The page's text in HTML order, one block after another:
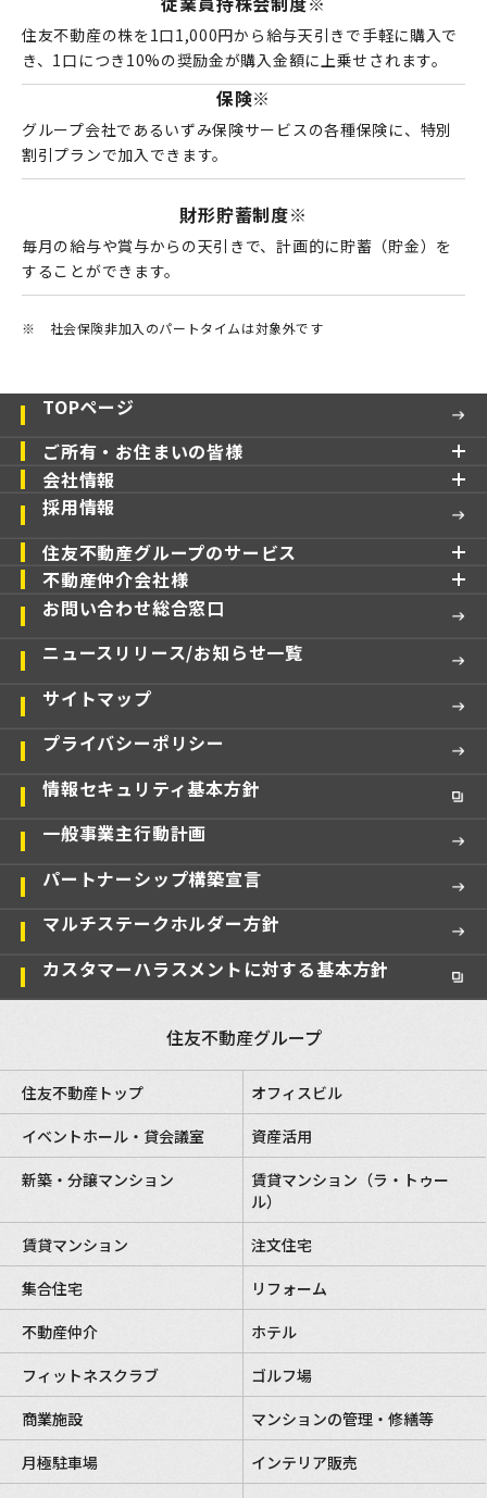
住友不動産の株を1口1,000円から給与天引きで手軽に購入で
き、1口につき10%の奨励金が購入金額に上乗せされます。
保険※
グループ会社であるいずみ保険サービスの各種保険に、特別
割引プランで加入できます。
財形貯蓄制度※
毎月の給与や賞与からの天引きで、計画的に貯蓄（貯金）を
することができます。
※ 社会保険非加入のパートタイムは対象外です
TOPページ
ご所有・お住まいの皆様
会社情報
採用情報
住友不動産グループのサービス
不動産仲介会社様
お問い合わせ総合窓口
ニュースリリース/お知らせ一覧
サイトマップ
プライバシーポリシー
情報セキュリティ基本方針
一般事業主行動計画
パートナーシップ構築宣言
マルチステークホルダー方針
カスタマーハラスメントに対する基本方針
住友不動産グループ
住友不動産トップ
オフィスビル
イベントホール・貸会議室
資産活用
新築・分譲マンション
賃貸マンション（ラ・トゥー
ル）
賃貸マンション
注文住宅
集合住宅
リフォーム
不動産仲介
ホテル
フィットネスクラブ
ゴルフ場
商業施設
マンションの管理・修繕等
月極駐車場
インテリア販売